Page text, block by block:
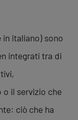
in italiano) sono
integrati tra di
il servizio che
ciò che ha